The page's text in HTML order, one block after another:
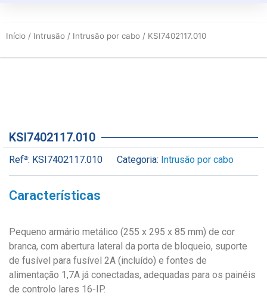
Início / Intrusão / Intrusão por cabo / KSI7402117.010
KSI7402117.010
Refª: KSI7402117.010 Categoria: Intrusão por cabo
Características
Pequeno armário metálico (255 x 295 x 85 mm) de cor
branca, com abertura lateral da porta de bloqueio, suporte
de fusível para fusível 2A (incluído) e fontes de
alimentação 1,7A já conectadas, adequadas para os painéis
de controlo lares 16-IP.